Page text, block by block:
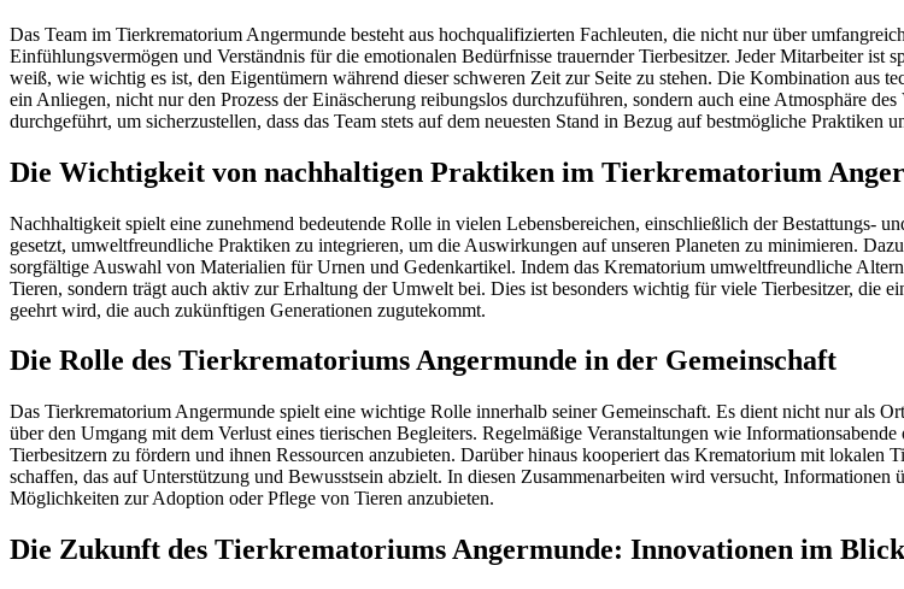
Das Team im Tierkrematorium Angermunde besteht aus hochqualifizierten Fachleuten, die nicht nur über
Einfühlungsvermögen und Verständnis für die emotionalen Bedürfnisse trauernder Tierbesitzer. Jeder Mitarbeiter
weiß, wie wichtig es ist, den Eigentümern während dieser schweren Zeit zur Seite zu stehen. Die Kombination aus
ein Anliegen, nicht nur den Prozess der Einäscherung reibungslos durchzuführen, sondern auch eine Atmosphäre
durchgeführt, um sicherzustellen, dass das Team stets auf dem neuesten Stand in Bezug auf bestmögliche
Die Wichtigkeit von nachhaltigen Praktiken im Tierkrematorium
Nachhaltigkeit spielt eine zunehmend bedeutende Rolle in vielen Lebensbereichen, einschließlich der Bestattungs-
gesetzt, umweltfreundliche Praktiken zu integrieren, um die Auswirkungen auf unseren Planeten zu minimieren.
sorgfältige Auswahl von Materialien für Urnen und Gedenkartikel. Indem das Krematorium umweltfreundliche
Tieren, sondern trägt auch aktiv zur Erhaltung der Umwelt bei. Dies ist besonders wichtig für viele Tierbesitzer, die
geehrt wird, die auch zukünftigen Generationen zugutekommt.
Die Rolle des Tierkrematoriums Angermunde in der Gemeinschaft
Das Tierkrematorium Angermunde spielt eine wichtige Rolle innerhalb seiner Gemeinschaft. Es dient nicht nur als
über den Umgang mit dem Verlust eines tierischen Begleiters. Regelmäßige Veranstaltungen wie
Tierbesitzern zu fördern und ihnen Ressourcen anzubieten. Darüber hinaus kooperiert das Krematorium mit
schaffen, das auf Unterstützung und Bewusstsein abzielt. In diesen Zusammenarbeiten wird versucht,
Möglichkeiten zur Adoption oder Pflege von Tieren anzubieten.
Die Zukunft des Tierkrematoriums Angermunde: Innovationen im Blick